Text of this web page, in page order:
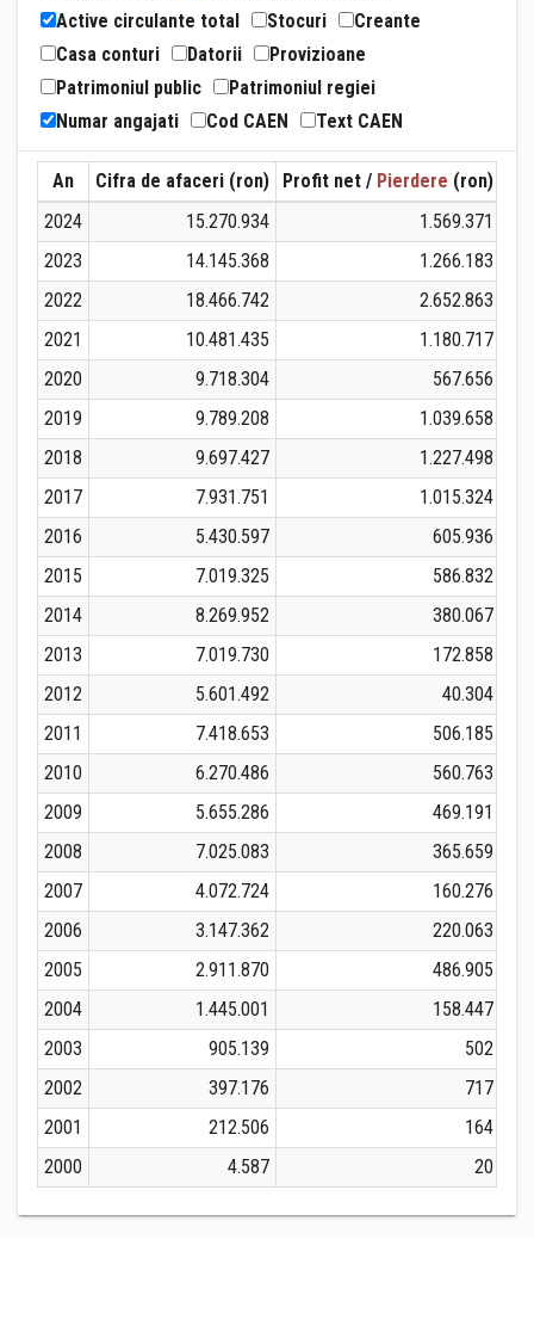
Active circulante total
Stocuri
Creante
Casa conturi
Datorii
Provizioane
Patrimoniul public
Patrimoniul regiei
Numar angajati
Cod CAEN Text CAEN
An Cifra de afaceri (ron) Profit net / Pierdere (ron)
2024
15.270.934 1.569.371
2023
14.145.368 1.266.183
2022
18.466.742 2.652.863
2021
10.481.435 1.180.717
2020
9.718.304
567.656
2019
9.789.208 1.039.658
2018
9.697.427
1.227.498
2017
7.931.751
1.015.324
2016
5.430.597
605.936
2015
7.019.325
586.832
2014
8.269.952
380.067
2013
7.019.730
172.858
2012
5.601.492
40.304
2011
7.418.653
506.185
2010
6.270.486
560.763
2009
5.655.286
469.191
2008
7.025.083
365.659
2007
4.072.724
160.276
2006
3.147.362
220.063
2005
2.911.870
486.905
2004
1.445.001
158.447
2003
905.139
502
2002
397.176
717
2001
212.506
164
2000
4.587 20